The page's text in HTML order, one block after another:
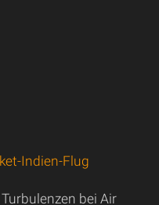
Indien-Flug
bei Air